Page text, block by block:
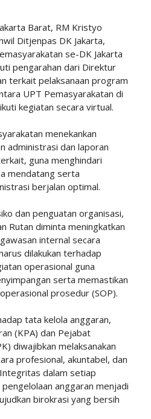
Barat, RM Kristyo
Ditjenpas DK Jakarta,
se-DK Jakarta
pengarahan dari Direktur
terkait pelaksanaan program
UPT Pemasyarakatan di
kegiatan secara virtual.
menekankan
administrasi dan laporan
guna menghindari
mendatang serta
berjalan optimal.
dan penguatan organisasi,
Rutan diminta meningkatkan
internal secara
dilakukan terhadap
operasional guna
serta memastikan
prosedur (SOP).
tata kelola anggaran,
(KPA) dan Pejabat
diwajibkan melaksanakan
profesional, akuntabel, dan
dalam setiap
anggaran menjadi
birokrasi yang bersih